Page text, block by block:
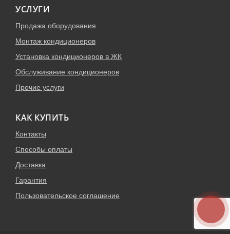
УСЛУГИ
Продажа оборудования
Монтаж кондиционеров
Установка кондиционеров в ЖК
Обслуживание кондиционеров
Прочие услуги
КАК КУПИТЬ
Контакты
Способы оплаты
Доставка
Гарантия
Пользовательское соглашение